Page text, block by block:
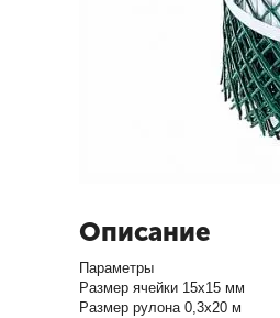
Описание
Параметры
Размер ячейки 15х15 мм
Размер рулона 0,3х20 м